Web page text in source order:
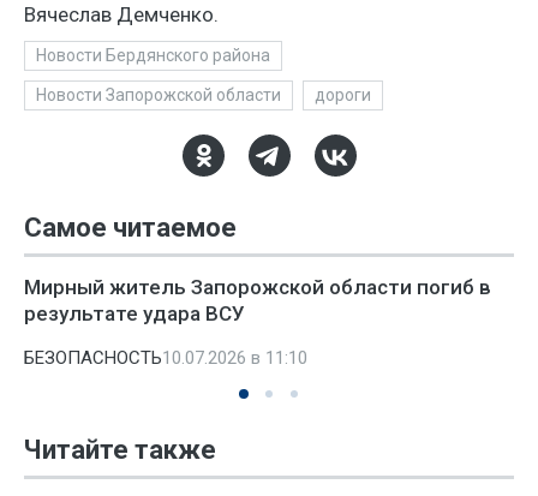
Вячеслав Демченко.
Новости Бердянского района
Новости Запорожской области дороги
Самое читаемое
Мирный житель Запорожской области погиб в
результате удара ВСУ
БЕЗОПАСНОСТЬ10.07.2026 в 11:10
Читайте также